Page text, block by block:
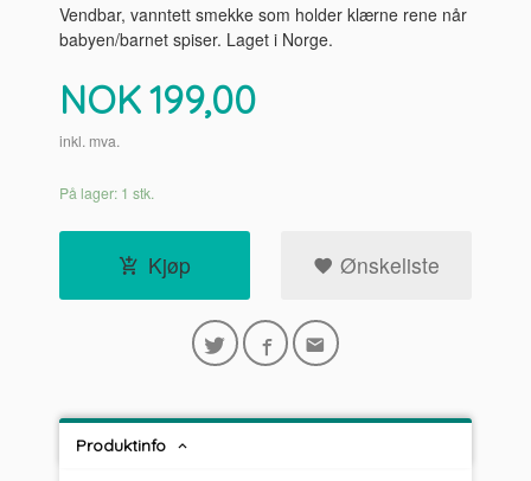
Vendbar, vanntett smekke som holder klærne rene når
babyen/barnet spiser. Laget i Norge.
Pris
NOK199,00
inkl. mva.
På lager: 1 stk.
Kjøp Ønskeliste
Produktinfo